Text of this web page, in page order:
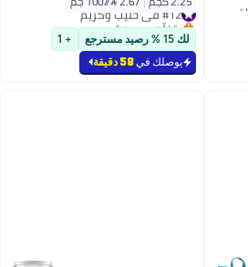
#12 في حليب وكريم
بتخلّص بسرعة
#12 في حليب وكريملك 15 % رصيد مسترجع + 1
يوصلك في58 دقيقة